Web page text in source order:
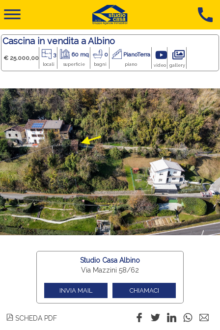
dehaze call
Cascina in vendita a Albino
€ 25.000,00 3
locali
60 mq
superficie
0
bagni
PianoTerra
piano video gallery
Studio Casa Albino
Via Mazzini 58/62
INVIA MAIL CHIAMACI
SCHEDA PDF